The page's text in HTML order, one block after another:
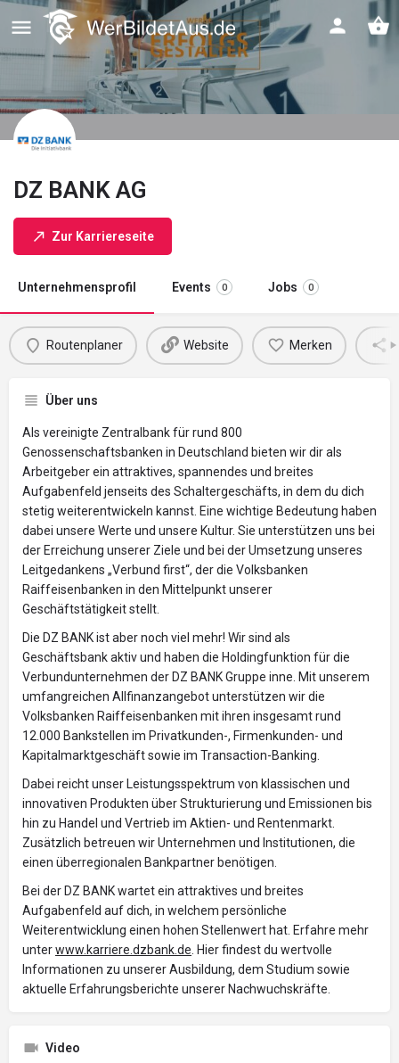
DZ BANK AG
Zur Karriereseite
Unternehmensprofil Events 0 Jobs 0
Routenplaner Website Merken
Über uns
Als vereinigte Zentralbank für rund 800
Genossenschaftsbanken in Deutschland bieten wir dir als
Arbeitgeber ein attraktives, spannendes und breites
Aufgabenfeld jenseits des Schaltergeschäfts, in dem du dich
stetig weiterentwickeln kannst. Eine wichtige Bedeutung haben
dabei unsere Werte und unsere Kultur. Sie unterstützen uns bei
der Erreichung unserer Ziele und bei der Umsetzung unseres
Leitgedankens „Verbund first“, der die Volksbanken
Raiffeisenbanken in den Mittelpunkt unserer
Geschäftstätigkeit stellt.
Die DZ BANK ist aber noch viel mehr! Wir sind als
Geschäftsbank aktiv und haben die Holdingfunktion für die
Verbundunternehmen der DZ BANK Gruppe inne. Mit unserem
umfangreichen Allfinanzangebot unterstützen wir die
Volksbanken Raiffeisenbanken mit ihren insgesamt rund
12.000 Bankstellen im Privatkunden-, Firmenkunden- und
Kapitalmarktgeschäft sowie im Transaction-Banking.
Dabei reicht unser Leistungsspektrum von klassischen und
innovativen Produkten über Strukturierung und Emissionen bis
hin zu Handel und Vertrieb im Aktien- und Rentenmarkt.
Zusätzlich betreuen wir Unternehmen und Institutionen, die
einen überregionalen Bankpartner benötigen.
Bei der DZ BANK wartet ein attraktives und breites
Aufgabenfeld auf dich, in welchem persönliche
Weiterentwicklung einen hohen Stellenwert hat. Erfahre mehr
unterwww.karriere.dzbank.de . Hier findest du wertvolle
Informationen zu unserer Ausbildung, dem Studium sowie
aktuelle Erfahrungsberichte unserer Nachwuchskräfte.
Video